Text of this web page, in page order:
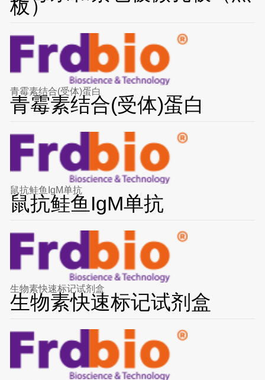
板）
青霉素结合(受体)蛋白
青霉素结合(受体)蛋白
鼠抗鲑鱼IgM单抗
鼠抗鲑鱼IgM单抗
生物素快速标记试剂盒
生物素快速标记试剂盒